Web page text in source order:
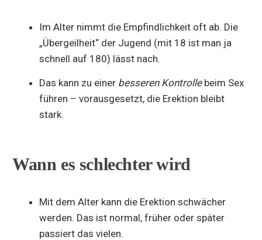
Im Alter nimmt die Empfindlichkeit oft ab. Die
„Übergeilheit“ der Jugend (mit 18 ist man ja
schnell auf 180) lässt nach.
Das kann zu einer besseren Kontrollebeim Sex
führen – vorausgesetzt, die Erektion bleibt
stark.
Wann es schlechter wird
Mit dem Alter kann die Erektion schwächer
werden. Das ist normal, früher oder später
passiert das vielen.